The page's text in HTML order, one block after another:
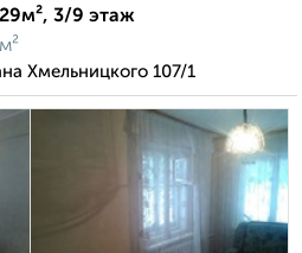
3/9 этаж
Хмельницкого 107/1